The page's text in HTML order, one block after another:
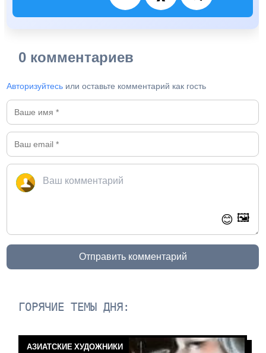
0 комментариев
Авторизуйтесь или оставьте комментарий как гость
😊 🖼️
Отправить комментарий
ГОРЯЧИЕ ТЕМЫ ДНЯ:
АЗИАТСКИЕ ХУДОЖНИКИ